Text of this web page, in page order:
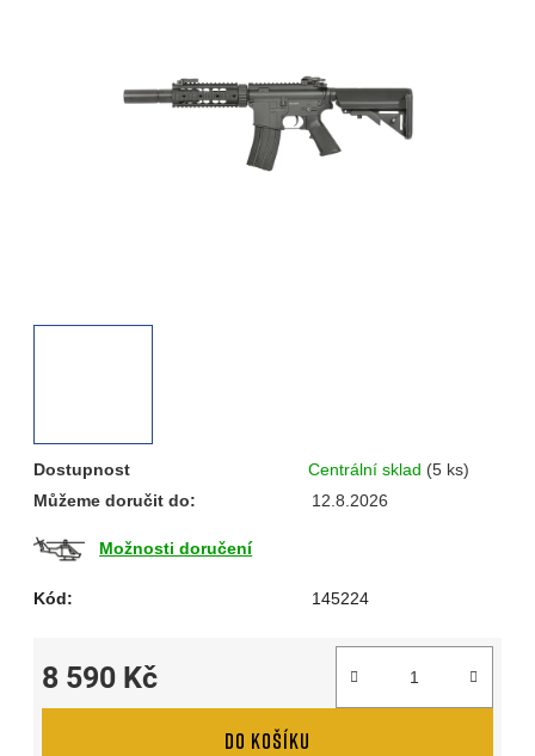
Dostupnost Centrální sklad (5 ks)
Můžeme doručit do:
12.8.2026
Možnosti doručení
Kód: 145224
8 590 Kč
Měrná cena:
DO KOŠÍKU